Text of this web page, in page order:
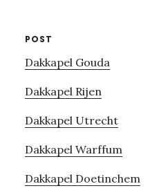
POST
Dakkapel Gouda
Dakkapel Rijen
Dakkapel Utrecht
Dakkapel Warffum
Dakkapel Doetinchem